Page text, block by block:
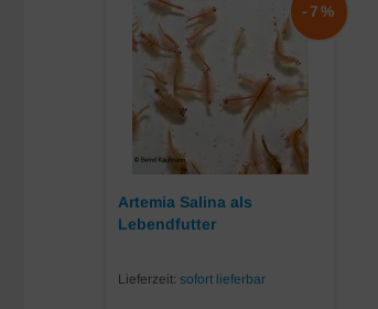
Artemia Salina als
Lebendfutter
Lieferzeit:sofort lieferbar
-7%